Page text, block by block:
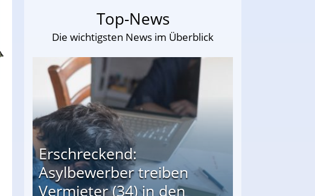
Top-News
Die wichtigsten News im Überblick
Erschreckend:
Asylbewerber treiben
Vermieter (34) in den